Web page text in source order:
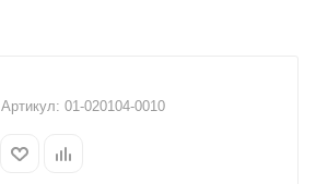
Артикул: 01-020104-0010